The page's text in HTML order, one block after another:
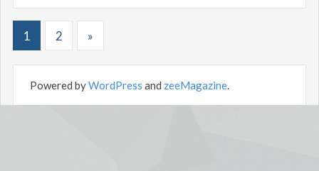
1 2 »
Powered byWordPress and zeeMagazine.